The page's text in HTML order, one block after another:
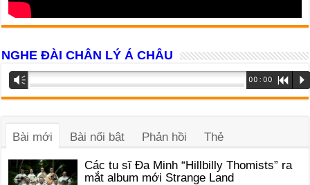
NGHE ĐÀI CHÂN LÝ Á CHÂU
Trình
phát
âm
Vm 00:00 R P
Bài mới Bài nổi bật Phản hồi Thẻ
Các tu sĩ Đa Minh “Hillbilly Thomists” ra
mắt album mới Strange Land